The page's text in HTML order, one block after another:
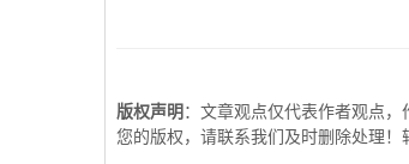
版权声明 ：文章观点仅代表作者观点
您的版权，请联系我们及时删除处理！